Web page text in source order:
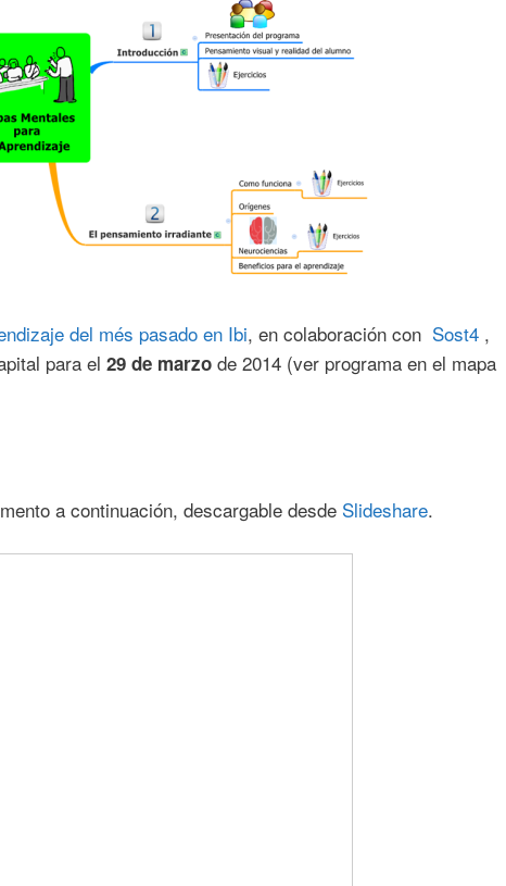
del més pasado en Ibi, en colaboración con Sost4 ,
para el 29 de marzo de 2014 (ver programa en el mapa
a continuación, descargable desde Slideshare.